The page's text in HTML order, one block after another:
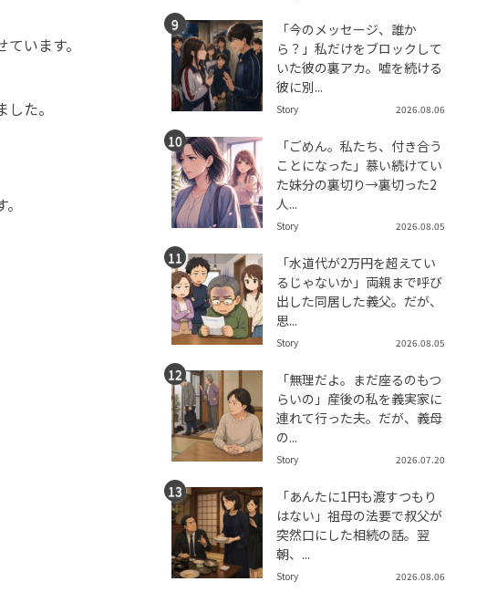
います。
た。
「今のメッセージ、誰か
ら？」私だけをブロックして
いた彼の裏アカ。嘘を続ける
彼に別...
Story 2026.08.06
「ごめん。私たち、付き合う
ことになった」慕い続けてい
た妹分の裏切り→裏切った2
人...
Story 2026.08.05
「水道代が2万円を超えてい
るじゃないか」両親まで呼び
出した同居した義父。だが、
思...
Story 2026.08.05
「無理だよ。まだ座るのもつ
らいの」産後の私を義実家に
連れて行った夫。だが、義母
の...
Story 2026.07.20
「あんたに1円も渡すつもり
はない」祖母の法要で叔父が
突然口にした相続の話。翌
朝、...
Story 2026.08.06